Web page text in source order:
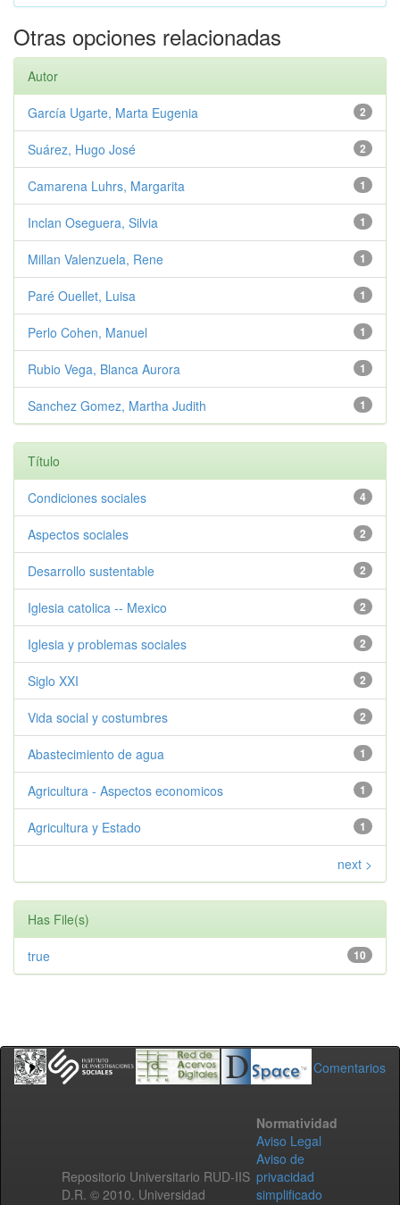
Otras opciones relacionadas
Autor
2
García Ugarte, Marta Eugenia
2
Suárez, Hugo José
1
Camarena Luhrs, Margarita
1
Inclan Oseguera, Silvia
1
Millan Valenzuela, Rene
1
Paré Ouellet, Luisa
1
Perlo Cohen, Manuel
1
Rubio Vega, Blanca Aurora
1
Sanchez Gomez, Martha Judith
Título
4
Condiciones sociales
2
Aspectos sociales
2
Desarrollo sustentable
2
Iglesia catolica -- Mexico
2
Iglesia y problemas sociales
2
Siglo XXI
2
Vida social y costumbres
1
Abastecimiento de agua
1
Agricultura - Aspectos economicos
1
Agricultura y Estado
next >
Has File(s)
10
true
Comentarios
Repositorio Universitario RUD-IIS
D.R. © 2010. Universidad
Normatividad
Aviso Legal
Aviso de
privacidad
simplificado